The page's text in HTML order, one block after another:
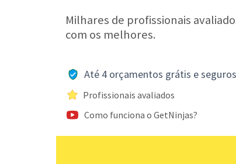
Milhares de profissionais
com os melhores.
Até 4 orçamentos grátis e seguros
Profissionais avaliados
Como funciona o GetNinjas?